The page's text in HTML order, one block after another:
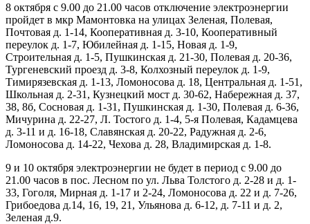
8 октября с 9.00 до 21.00 часов отключение электроэнергии
пройдет в мкр Мамонтовка на улицах Зеленая, Полевая,
Почтовая д. 1-14, Кооперативная д. 3-10, Кооперативный
переулок д. 1-7, Юбилейная д. 1-15, Новая д. 1-9,
Строительная д. 1-5, Пушкинская д. 21-30, Полевая д. 20-36,
Тургеневский проезд д. 3-8, Колхозный переулок д. 1-9,
Тимирязевская д. 1-13, Ломоносова д. 18, Центральная д. 1-51,
Школьная д. 2-31, Кузнецкий мост д. 30-62, Набережная д. 37,
38, 8б, Сосновая д. 1-31, Пушкинская д. 1-30, Полевая д. 6-36,
Мичурина д. 22-27, Л. Тостого д. 1-4, 5-я Полевая, Кадамцева
д. 3-11 и д. 16-18, Славянская д. 20-22, Радужная д. 2-6,
Ломоносова д. 14-22, Чехова д. 28, Владимирская д. 1-8.
9 и 10 октября электроэнергии не будет в период с 9.00 до
21.00 часов в пос. Лесном по ул. Льва Толстого д. 2-28 и д. 1-
33, Гоголя, Мирная д. 1-17 и 2-24, Ломоносова д. 22 и д. 7-26,
Грибоедова д.14, 16, 19, 21, Ульянова д. 6-12, д. 7-11 и д. 2,
Зеленая д.9.